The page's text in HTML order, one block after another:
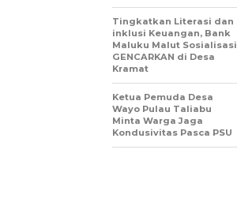
Tingkatkan Literasi dan
inklusi Keuangan, Bank
Maluku Malut Sosialisasi
GENCARKAN di Desa
Kramat
Ketua Pemuda Desa
Wayo Pulau Taliabu
Minta Warga Jaga
Kondusivitas Pasca PSU